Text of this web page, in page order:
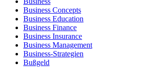
Business Concepts
Business Education
Business Finance
Business Insurance
Business Management
Business-Strategien
Bußgeld